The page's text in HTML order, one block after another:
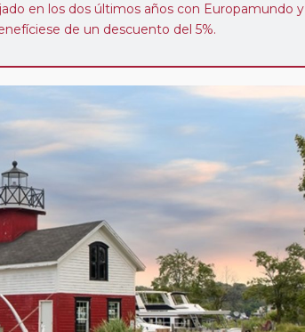
en los dos últimos años con Europamundo y
de un descuento del 5%.